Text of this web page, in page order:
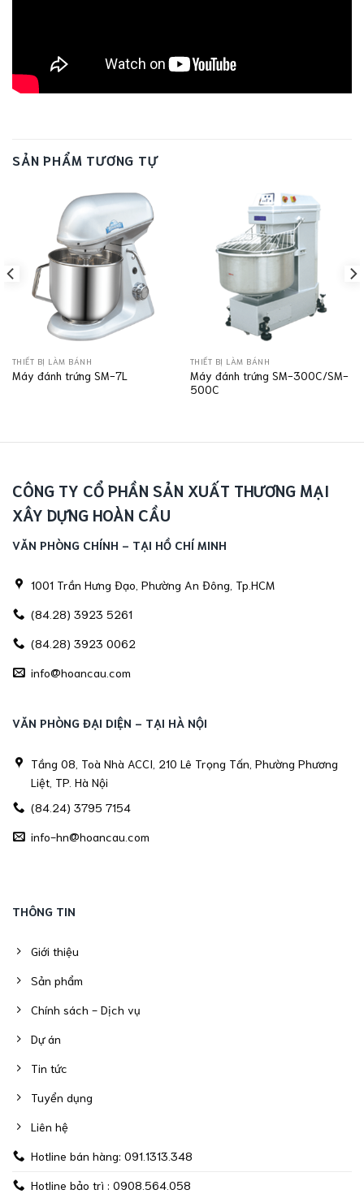
SẢN PHẨM TƯƠNG TỰ
THIẾT BỊ LÀM BÁNH
Máy đánh trứng SM-7L
THIẾT BỊ LÀM BÁNH
Máy đánh trứng SM-300C/SM-
500C
CÔNG TY CỔ PHẦN SẢN XUẤT THƯƠNG MẠI
XÂY DỰNG HOÀN CẦU
VĂN PHÒNG CHÍNH - TẠI HỒ CHÍ MINH
1001 Trần Hưng Đạo, Phường An Đông, Tp.HCM
(84.28) 3923 5261
(84.28) 3923 0062
info@hoancau.com
VĂN PHÒNG ĐẠI DIỆN - TẠI HÀ NỘI
Tầng 08, Toà Nhà ACCI, 210 Lê Trọng Tấn, Phường Phương
Liệt, TP. Hà Nội
(84.24) 3795 7154
info-hn@hoancau.com
THÔNG TIN
Giới thiệu
Sản phẩm
Chính sách - Dịch vụ
Dự án
Tin tức
Tuyển dụng
Liên hệ
Hotline bán hàng: 091.1313.348
Hotline bảo trì : 0908.564.058